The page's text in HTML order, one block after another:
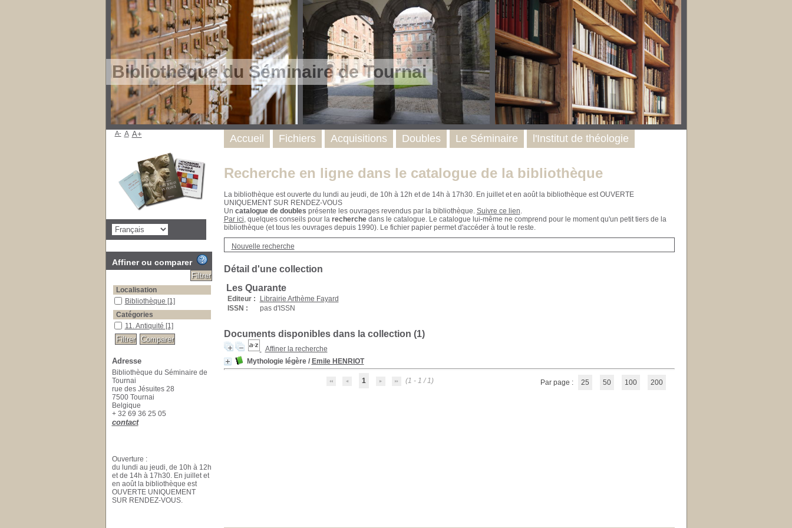
Bibliothèque du Séminaire de Tournai
Recherche en ligne dans le catalogue de la bibliothèque
La bibliothèque est ouverte du lundi au jeudi, de 10h à 12h et de 14h à 17h30. En juillet et en août la bibliothèque est OUVERTE
UNIQUEMENT SUR RENDEZ-VOUS
Un catalogue de doubles présente les ouvrages revendus par la bibliothèque. Suivre ce lien.
Par ici, quelques conseils pour la recherchedans le catalogue. Le catalogue lui-même ne comprend pour le moment qu'un petit tiers de la
bibliothèque (et tous les ouvrages depuis 1990). Le fichier papier permet d'accéder à tout le reste.
Nouvelle recherche
Détail d'une collection
Les Quarante
Editeur :
Librairie Arthème Fayard
ISSN :
pas d'ISSN
Documents disponibles dans la collection (1)
Affiner la recherche
Mythologie légère/ Emile HENRIOT
1 (1 - 1 / 1) Par page : 25 50 100 200
Accueil Fichiers Acquisitions Doubles Le Séminaire l'Institut de théologie
A- A A+
Affiner ou comparer
Localisation
Bibliothèque [1]
Catégories
11. Antiquité [1]
Adresse
Bibliothèque du Séminaire de
Tournai
rue des Jésuites 28
7500 Tournai
Belgique
+ 32 69 36 25 05
contact
Ouverture :
du lundi au jeudi, de 10h à 12h
et de 14h à 17h30. En juillet et
en août la bibliothèque est
OUVERTE UNIQUEMENT
SUR RENDEZ-VOUS.